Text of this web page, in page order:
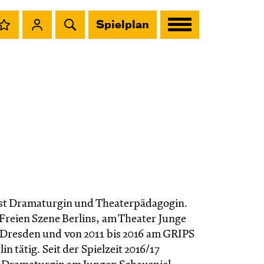
Spielplan
Dramaturgin und Theaterpädagogin.
Szene Berlins, am Theater Junge
und von 2011 bis 2016 am GRIPS
tätig. Seit der Spielzeit 2016/17